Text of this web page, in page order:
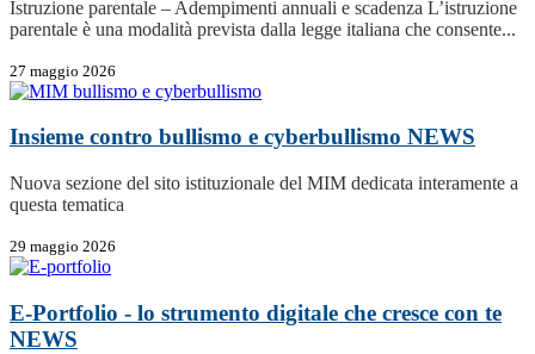
Istruzione parentale – Adempimenti annuali e scadenza L’istruzione
parentale è una modalità prevista dalla legge italiana che consente...
27 maggio 2026
Insieme contro bullismo e cyberbullismo NEWS
Nuova sezione del sito istituzionale del MIM dedicata interamente a
questa tematica
29 maggio 2026
E-Portfolio - lo strumento digitale che cresce con te
NEWS